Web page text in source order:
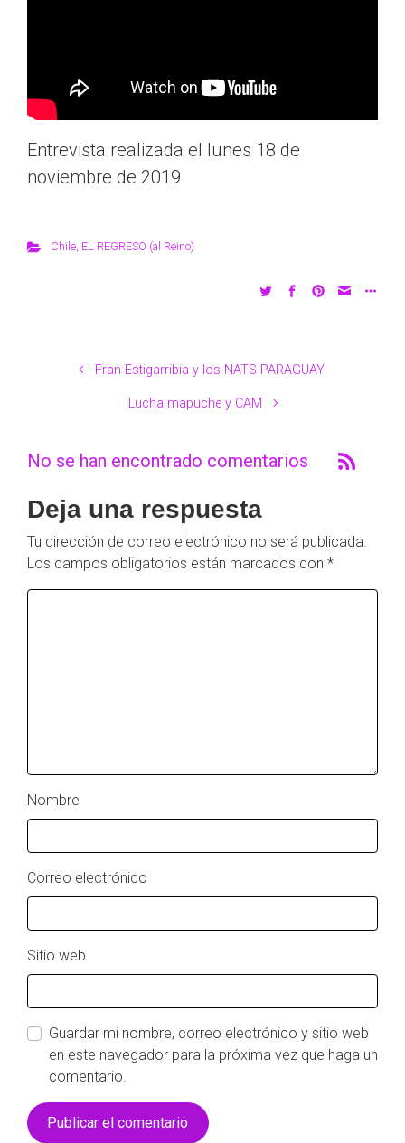
Entrevista realizada el lunes 18 de
noviembre de 2019
Chile, EL REGRESO (al Reino)
Fran Estigarribia y los NATS PARAGUAY
Lucha mapuche y CAM
No se han encontrado comentarios
Deja una respuesta
Tu dirección de correo electrónico no será publicada.
Los campos obligatorios están marcados con *
Nombre
Correo electrónico
Sitio web
Guardar mi nombre, correo electrónico y sitio web
en este navegador para la próxima vez que haga un
comentario.